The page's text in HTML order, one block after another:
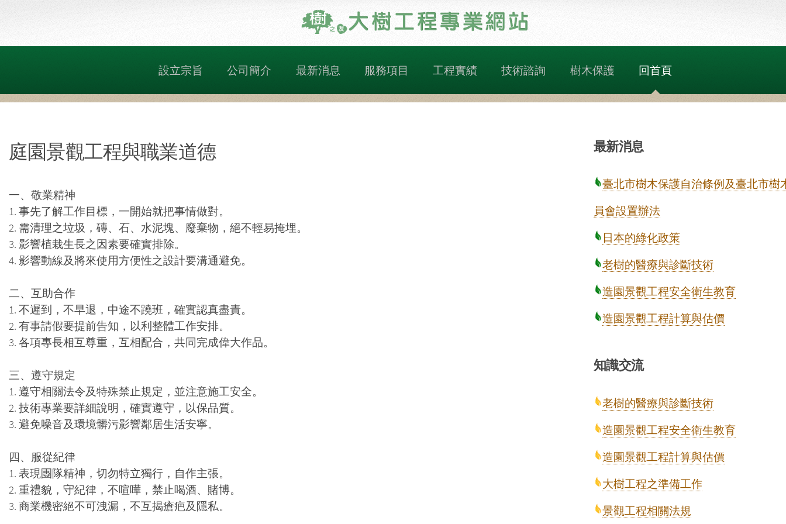
設立宗旨 公司簡介 最新消息 服務項目 工程實績 技術諮詢 樹木保護 回首頁
庭園景觀工程與職業道德
一、敬業精神
1. 事先了解工作目標，一開始就把事情做對。
2. 需清理之垃圾，磚、石、水泥塊、廢棄物，絕不輕易掩埋。
3. 影響植栽生長之因素要確實排除。
4. 影響動線及將來使用方便性之設計要溝通避免。
二、互助合作
1. 不遲到，不早退，中途不蹺班，確實認真盡責。
2. 有事請假要提前告知，以利整體工作安排。
3. 各項專長相互尊重，互相配合，共同完成偉大作品。
三、遵守規定
1. 遵守相關法令及特殊禁止規定，並注意施工安全。
2. 技術專業要詳細說明，確實遵守，以保品質。
3. 避免噪音及環境髒污影響鄰居生活安寧。
四、服從紀律
1. 表現團隊精神，切勿特立獨行，自作主張。
2. 重禮貌，守紀律，不喧嘩，禁止喝酒、賭博。
3. 商業機密絕不可洩漏，不互揭瘡疤及隱私。
最新消息
臺北市樹木保護自治條例及臺北市樹
員會設置辦法
日本的綠化政策
老樹的醫療與診斷技術
造園景觀工程安全衛生教育
造園景觀工程計算與估價
知識交流
老樹的醫療與診斷技術
造園景觀工程安全衛生教育
造園景觀工程計算與估價
大樹工程之準備工作
景觀工程相關法規